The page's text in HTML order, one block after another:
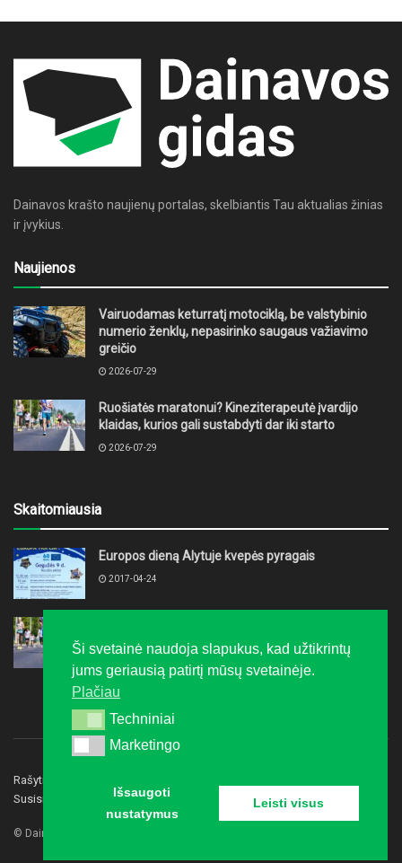
Dainavos krašto naujienų portalas, skelbiantis Tau aktualias žinias
ir įvykius.
Naujienos
Vairuodamas keturratį motociklą, be valstybinio
numerio ženklų, nepasirinko saugaus važiavimo
greičio
2026-07-29
Ruošiatės maratonui? Kineziterapeutė įvardijo
klaidas, kurios gali sustabdyti dar iki starto
2026-07-29
Skaitomiausia
Europos dieną Alytuje kvepės pyragais
2017-04-24
klaidas, kurios gali sustabdyti dar iki starto
2026-07-29
Rašyti redakcijai
Susisiekite
© Dainavos gidas
Ši svetainė naudoja slapukus, kad užtikrintų
jums geriausią patirtį mūsų svetainėje.
Plačiau
Techniniai
Techniniai
Marketingo
Marketingo
Išsaugoti
nustatymus
Leisti visus